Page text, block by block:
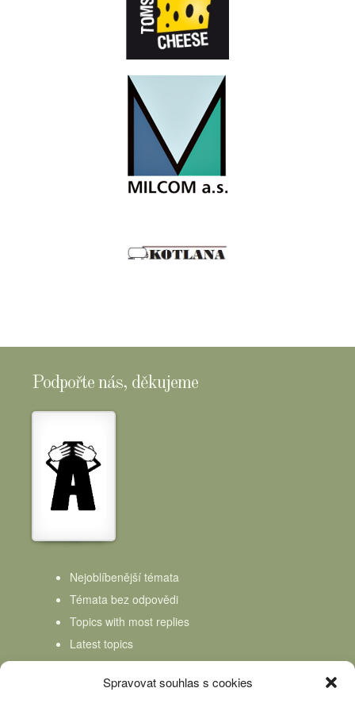
Spravovat souhlas s cookies
Podpořte nás, děkujeme
Nejoblíbenější témata
Témata bez odpovědi
Topics with most replies
Latest topics
Topics Freshness